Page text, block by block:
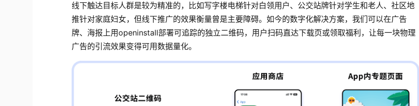
线下触达目标人群是较为精准的，比如写字楼电梯针对白领用户、公交站牌针对学生和老人、社区地
推针对家庭妇女，但线下推广的效果衡量曾是主要障碍。如今的数字化解决方案，我们可以在广告
牌、海报上用openinstall部署可追踪的独立二维码，用户扫码直达下载页或领取福利，让每一块物理
广告的引流效果变得可用数据量化。